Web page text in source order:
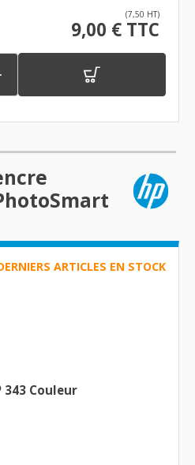
(7,50 HT)
9,00 € TTC
ARTICLES EN STOCK
343 Couleur